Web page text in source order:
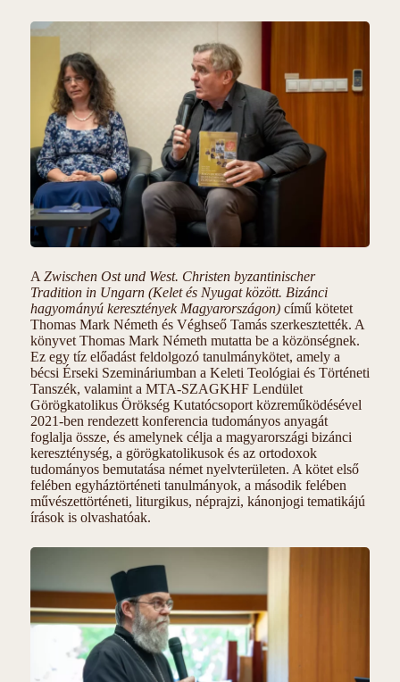
A Zwischen Ost und West. Christen byzantinischer
Tradition in Ungarn (Kelet és Nyugat között. Bizánci
hagyományú keresztények Magyarországon)című kötetet
Thomas Mark Németh és Véghseő Tamás szerkesztették. A
könyvet Thomas Mark Németh mutatta be a közönségnek.
Ez egy tíz előadást feldolgozó tanulmánykötet, amely a
bécsi Érseki Szemináriumban a Keleti Teológiai és Történeti
Tanszék, valamint a MTA-SZAGKHF Lendület
Görögkatolikus Örökség Kutatócsoport közreműködésével
2021-ben rendezett konferencia tudományos anyagát
foglalja össze, és amelynek célja a magyarországi bizánci
kereszténység, a görögkatolikusok és az ortodoxok
tudományos bemutatása német nyelvterületen. A kötet első
felében egyháztörténeti tanulmányok, a második felében
művészettörténeti, liturgikus, néprajzi, kánonjogi tematikájú
írások is olvashatóak.